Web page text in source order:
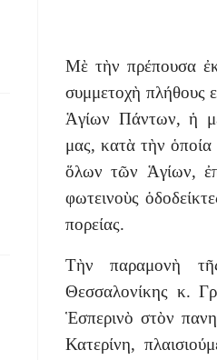
Μὲ τὴν πρέπουσα
συμμετοχὴ πλήθους
Ἁγίων Πάντων, ἡ
μας, κατὰ τὴν
ὅλων τῶν Ἁγίων,
φωτεινοὺς
πορείας.
Τὴν παραμονὴ
Θεσσαλονίκης κ.
Ἑσπερινὸ στὸν
Κατερίνη,